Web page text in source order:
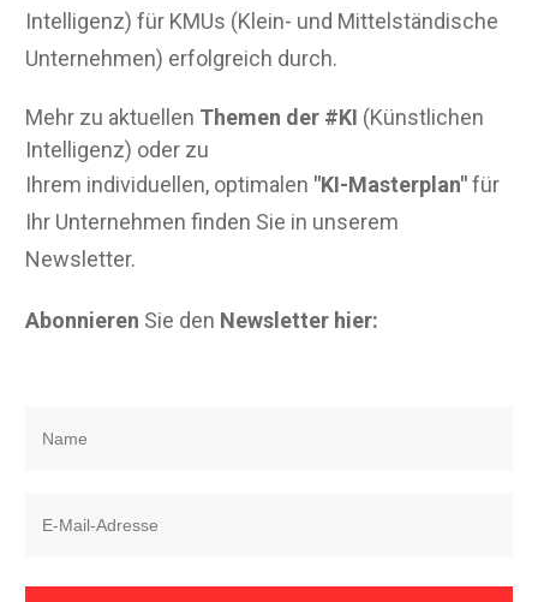
Intelligenz) für KMUs (Klein- und Mittelständische
Unternehmen) erfolgreich durch.
Mehr zu aktuellen Themen der #KI (Künstlichen
Intelligenz) oder zu
Ihrem individuellen, optimalen "KI-Masterplan"für
Ihr Unternehmen finden Sie in unserem
Newsletter.
Abonnieren Sie den Newsletter hier: